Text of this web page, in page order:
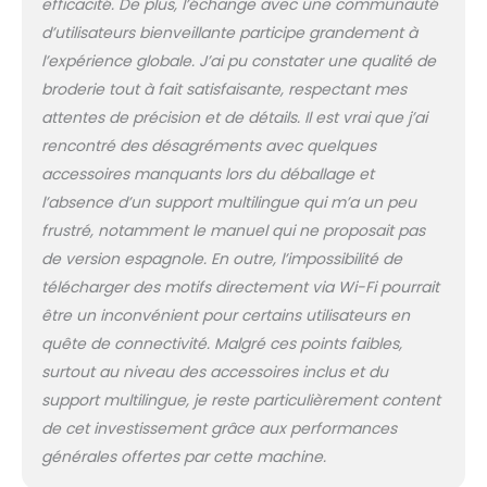
14x14 cm, 1 pièce de 20x20
cm et 20x28 cm, une zone
de broderie suffisamment
grande pour faire plus de
broderie. 【Conception
intégrée】156 designs
intégrés, 8 polices de
lettrage et 10 langues vous
permettent de vous
entraîner rapidement après
la livraison de la machine.
【Faites votre propre
design】 Vous pouvez
utiliser un logiciel
numérique de broderie
pour concevoir des motifs
et les exporter au format
DST ou DSB, et les brancher
sur la machine à l'aide du
port USB fourni avec la
efficacité. De plus, l’échange avec une communauté
d’utilisateurs bienveillante participe grandement à
l’expérience globale. J’ai pu constater une qualité de
broderie tout à fait satisfaisante, respectant mes
attentes de précision et de détails. Il est vrai que j’ai
rencontré des désagréments avec quelques
accessoires manquants lors du déballage et
l’absence d’un support multilingue qui m’a un peu
frustré, notamment le manuel qui ne proposait pas
de version espagnole. En outre, l’impossibilité de
télécharger des motifs directement via Wi-Fi pourrait
être un inconvénient pour certains utilisateurs en
quête de connectivité. Malgré ces points faibles,
surtout au niveau des accessoires inclus et du
support multilingue, je reste particulièrement content
de cet investissement grâce aux performances
générales offertes par cette machine.